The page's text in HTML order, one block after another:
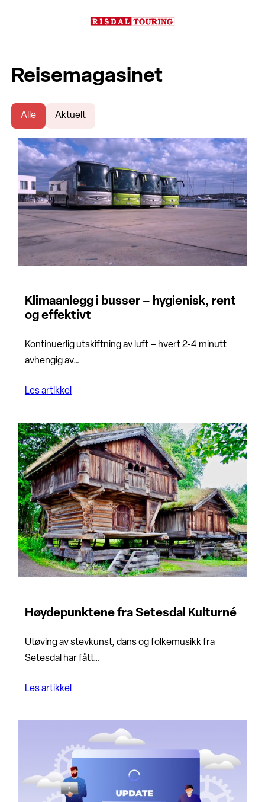
Reisemagasinet
Alle Aktuelt
Klimaanlegg i busser – hygienisk, rent
og effektivt
Kontinuerlig utskiftning av luft – hvert 2-4 minutt
avhengig av…
Les artikkel
Høydepunktene fra Setesdal Kulturné
Utøving av stevkunst, dans og folkemusikk fra
Setesdal har fått…
Les artikkel